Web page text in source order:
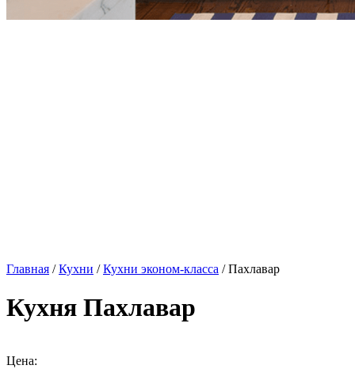
Главная /Кухни /Кухни эконом-класса / Пахлавар
Кухня Пахлавар
Цена: